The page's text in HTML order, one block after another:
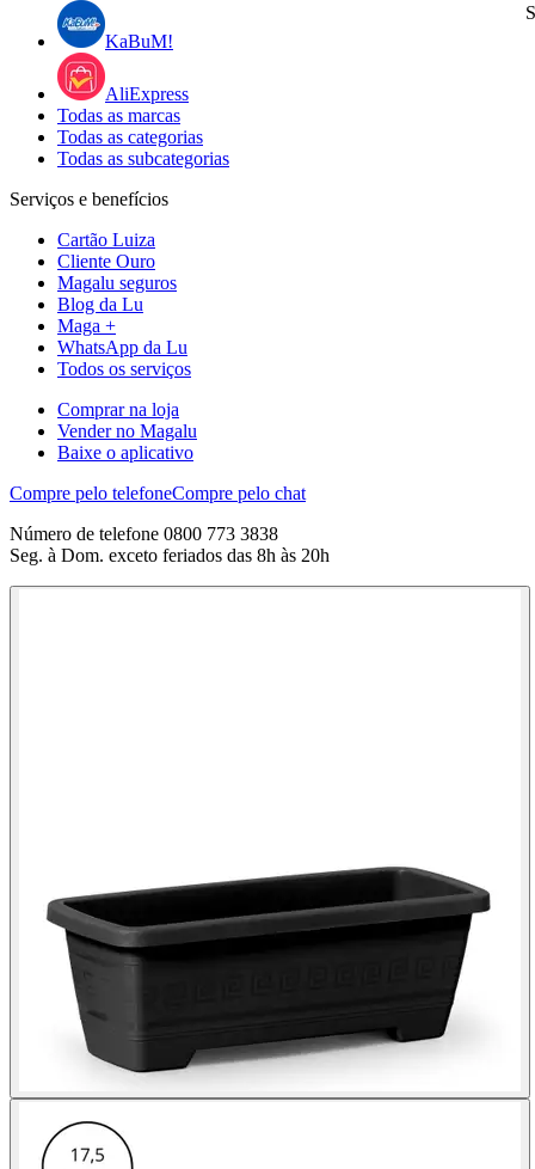
KaBuM!
AliExpress
Todas as marcas
Todas as categorias
Todas as subcategorias
Serviços e benefícios
Cartão Luiza
Cliente Ouro
Magalu seguros
Blog da Lu
Maga +
WhatsApp da Lu
Todos os serviços
Comprar na loja
Vender no Magalu
Baixe o aplicativo
Compre pelo telefoneCompre pelo chat
Número de telefone 0800 773 3838
Seg. à Dom. exceto feriados das 8h às 20h